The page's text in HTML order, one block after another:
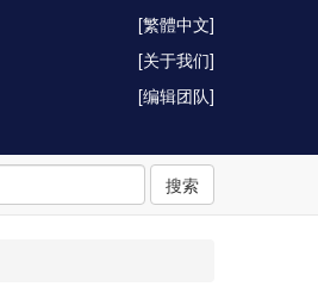
[繁體中文]
[关于我们]
[编辑团队]
搜索